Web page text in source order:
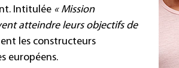
Intitulée « Mission
atteindre leurs objectifs de
les constructeurs
européens.